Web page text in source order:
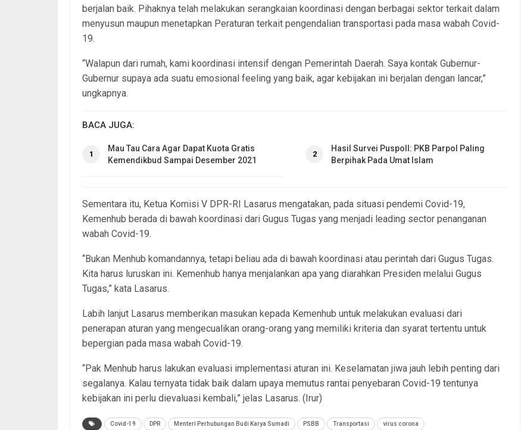
berjalan baik. Pihaknya telah melakukan serangkaian koordinasi dengan berbagai sektor terkait dalam
menyusun maupun menetapkan Peraturan terkait pengendalian transportasi pada masa wabah Covid-
19.
“Walapun dari rumah, kami koordinasi intensif dengan Pemerintah Daerah. Saya kontak Gubernur-
Gubernur supaya ada suatu emosional feeling yang baik, agar kebijakan ini berjalan dengan lancar,”
ungkapnya.
BACA JUGA:
1
Mau Tau Cara Agar Dapat Kuota Gratis
Kemendikbud Sampai Desember 2021
2
Hasil Survei Puspoll: PKB Parpol Paling
Berpihak Pada Umat Islam
Sementara itu, Ketua Komisi V DPR-RI Lasarus mengatakan, pada situasi pendemi Covid-19,
Kemenhub berada di bawah koordinasi dari Gugus Tugas yang menjadi leading sector penanganan
wabah Covid-19.
“Bukan Menhub komandannya, tetapi beliau ada di bawah koordinasi atau perintah dari Gugus Tugas.
Kita harus luruskan ini. Kemenhub hanya menjalankan apa yang diarahkan Presiden melalui Gugus
Tugas,” kata Lasarus.
Labih lanjut Lasarus memberikan masukan kepada Kemenhub untuk melakukan evaluasi dari
penerapan aturan yang mengecualikan orang-orang yang memiliki kriteria dan syarat tertentu untuk
bepergian pada masa wabah Covid-19.
“Pak Menhub harus lakukan evaluasi implementasi aturan ini. Keselamatan jiwa jauh lebih penting dari
segalanya. Kalau ternyata tidak baik dalam upaya memutus rantai penyebaran Covid-19 tentunya
kebijakan ini perlu dievaluasi kembali,” jelas Lasarus. (Irur)
Covid-19 DPR Menteri Perhubungan Budi Karya Sumadi PSBB Transportasi virus corona